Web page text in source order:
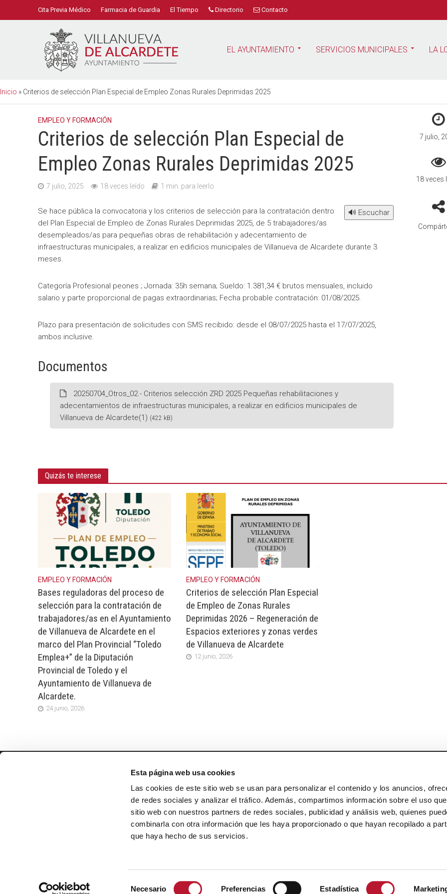
Esta página web usa cookies
Las cookies de este sitio web se usan para personalizar el contenido y los anuncios,
de redes sociales y analizar el tráfico. Además, compartimos información sobre el uso
sitio web con nuestros partners de redes sociales, publicidad y análisis web, quienes
combinarla con otra información que les haya proporcionado o que hayan recopilado a
que haya hecho de sus servicios.
Necesario Preferencias Estadística
Cita Previa Médico Farmacia de Guardia El Tiempo Directorio Contacto
EL AYUNTAMIENTO SERVICIOS MUNICIPALES LA
Inicio » Criterios de selección Plan Especial de Empleo Zonas Rurales Deprimidas 2025
7 julio,
18 veces
EMPLEO Y FORMACIÓN
Criterios de selección Plan Especial de
Empleo Zonas Rurales Deprimidas 2025
7 julio, 2025 18 veces leído 1 min. para leerlo
🔊 Escuchar
Se hace pública la convocatoria y los criterios de selección para la contratación dentro
del Plan Especial de Empleo de Zonas Rurales Deprimidas 2025, de 5 trabajadores/as
desempleados/as para pequeñas obras de rehabilitación y adecentamiento de
infraestructuras municipales, a realizar en edificios municipales de Villanueva de Alcardete durante 3
meses.
Categoría Profesional peones ; Jornada: 35h semana; Sueldo: 1.381,34 € brutos mensuales, incluido
salario y parte proporcional de pagas extraordinarias; Fecha probable contratación: 01/08/2025.
Plazo para presentación de solicitudes con SMS recibido: desde el 08/07/2025 hasta el 17/07/2025,
ambos inclusive.
Documentos
20250704_Otros_02.- Criterios selección ZRD 2025 Pequeñas rehabilitaciones y
adecentamientos de infraestructuras municipales, a realizar en edificios municipales de
Villanueva de Alcardete(1) (422 kB)
Quizás te interese
EMPLEO Y FORMACIÓN
Bases reguladoras del proceso de
selección para la contratación de
trabajadores/as en el Ayuntamiento
de Villanueva de Alcardete en el
marco del Plan Provincial “Toledo
Emplea+” de la Diputación
Provincial de Toledo y el
Ayuntamiento de Villanueva de
Alcardete.
24 junio, 2026
EMPLEO Y FORMACIÓN
Criterios de selección Plan Especial
de Empleo de Zonas Rurales
Deprimidas 2026 – Regeneración de
Espacios exteriores y zonas verdes
de Villanueva de Alcardete
12 junio, 2026
VILLANUEVA DE ALCARDETE
DISEÑO WEB PARA